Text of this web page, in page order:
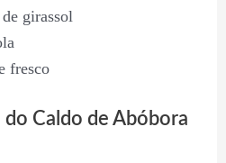
girassol
fresco
Caldo de Abóbora